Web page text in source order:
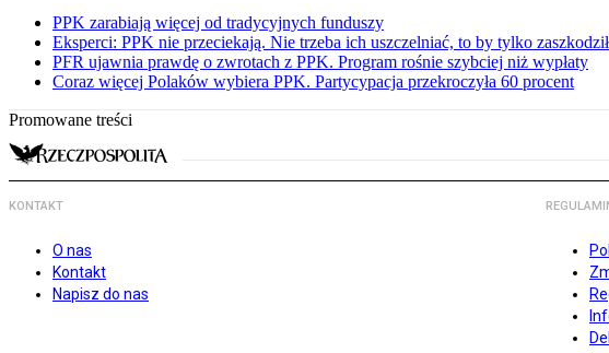
PPK zarabiają więcej od tradycyjnych funduszy
Eksperci: PPK nie przeciekają. Nie trzeba ich uszczelniać, to by tylko
PFR ujawnia prawdę o zwrotach z PPK. Program rośnie szybciej niż wypłaty
Coraz więcej Polaków wybiera PPK. Partycypacja przekroczyła 60 procent
Promowane treści
KONTAKT
O nas
Kontakt
Napisz do nas